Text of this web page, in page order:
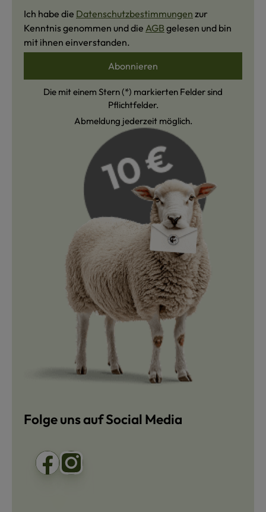
Ich habe die Datenschutzbestimmungen zur
Kenntnis genommen und die AGB gelesen und bin
mit ihnen einverstanden.
Abonnieren
Die mit einem Stern (*) markierten Felder sind
Pflichtfelder.
Abmeldung jederzeit möglich.
Folge uns auf Social Media